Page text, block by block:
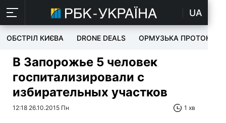
UA
ОБСТРІЛ КИЄВА DRONE DEALS ОРМУЗЬКА ПРОТОКА
В Запорожье 5 человек
госпитализировали с
избирательных участков
12:18 26.10.2015 Пн 1 хв